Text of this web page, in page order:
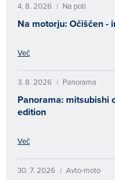
4. 8. 2026 | Na poti
Na motorju: Očiščen -
Več
3. 8. 2026 | Panorama
Panorama: mitsubishi
edition
Več
30. 7. 2026 | Avto-moto